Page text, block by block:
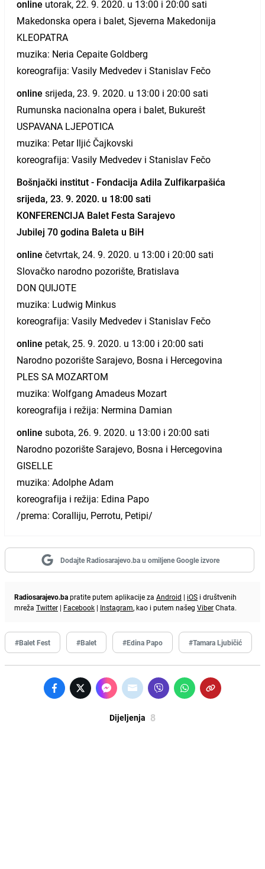
online utorak, 22. 9. 2020. u 13:00 i 20:00 sati
Makedonska opera i balet, Sjeverna Makedonija
KLEOPATRA
muzika: Neria Cepaite Goldberg
koreografija: Vasily Medvedev i Stanislav Fečo
online srijeda, 23. 9. 2020. u 13:00 i 20:00 sati
Rumunska nacionalna opera i balet, Bukurešt
USPAVANA LJEPOTICA
muzika: Petar Iljić Čajkovski
koreografija: Vasily Medvedev i Stanislav Fečo
Bošnjački institut - Fondacija Adila Zulfikarpašića
srijeda, 23. 9. 2020. u 18:00 sati
KONFERENCIJA Balet Festa Sarajevo
Jubilej 70 godina Baleta u BiH
online četvrtak, 24. 9. 2020. u 13:00 i 20:00 sati
Slovačko narodno pozorište, Bratislava
DON QUIJOTE
muzika: Ludwig Minkus
koreografija: Vasily Medvedev i Stanislav Fečo
online petak, 25. 9. 2020. u 13:00 i 20:00 sati
Narodno pozorište Sarajevo, Bosna i Hercegovina
PLES SA MOZARTOM
muzika: Wolfgang Amadeus Mozart
koreografija i režija: Nermina Damian
online subota, 26. 9. 2020. u 13:00 i 20:00 sati
Narodno pozorište Sarajevo, Bosna i Hercegovina
GISELLE
muzika: Adolphe Adam
koreografija i režija: Edina Papo
/prema: Coralliju, Perrotu, Petipi/
Dodajte Radiosarajevo.ba u omiljene Google izvore
Radiosarajevo.bapratite putem aplikacije za Android | iOS i društvenih
mreža Twitter | Facebook | Instagram, kao i putem našeg ViberChata.
#Balet Fest #Balet #Edina Papo #Tamara Ljubičić
Dijeljenja 8